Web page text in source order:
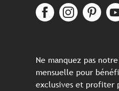
Ne manquez pas
mensuelle pour
exclusives et profiter